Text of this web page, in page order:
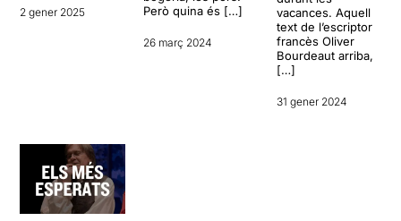
2 gener 2025
Però quina és […]
26 març 2024
vacances. Aquell
text de l’escriptor
francès Oliver
Bourdeaut arriba,
[…]
31 gener 2024